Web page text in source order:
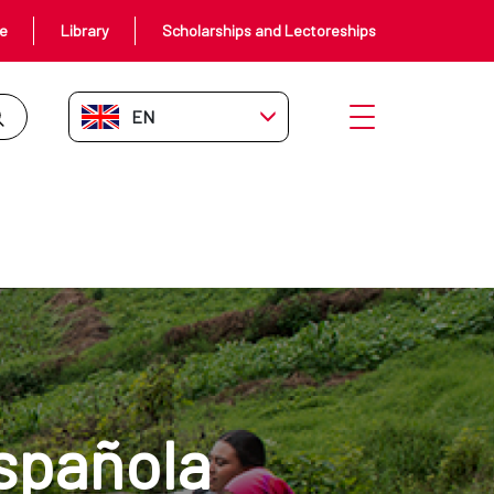
Library Scholarships and Lectoreships
EN-GB Open menu